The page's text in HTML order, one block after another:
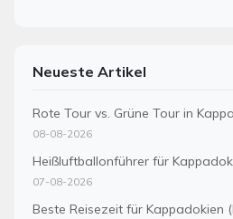
Neueste Artikel
Rote Tour vs. Grüne Tour in
08-08-2026
Heißluftballonführer für
07-08-2026
Beste Reisezeit für Kappadokien